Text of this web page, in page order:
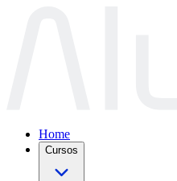
Home
Cursos